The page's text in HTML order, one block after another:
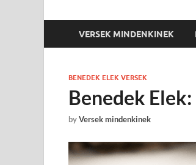
VERSEK MINDENKINEK
BENEDEK ELEK VERSEK
Benedek
byVersek mindenkinek